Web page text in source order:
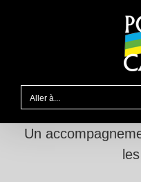
Aller à...
Un